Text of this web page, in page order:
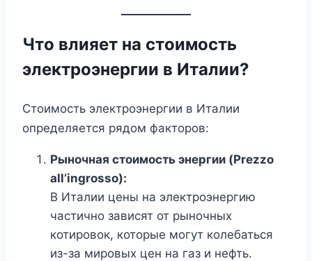
Что влияет на стоимость
электроэнергии в Италии?
Стоимость электроэнергии в Италии
определяется рядом факторов:
Рыночная стоимость энергии (Prezzo
all’ingrosso):
В Италии цены на электроэнергию
частично зависят от рыночных
котировок, которые могут колебаться
из-за мировых цен на газ и нефть.